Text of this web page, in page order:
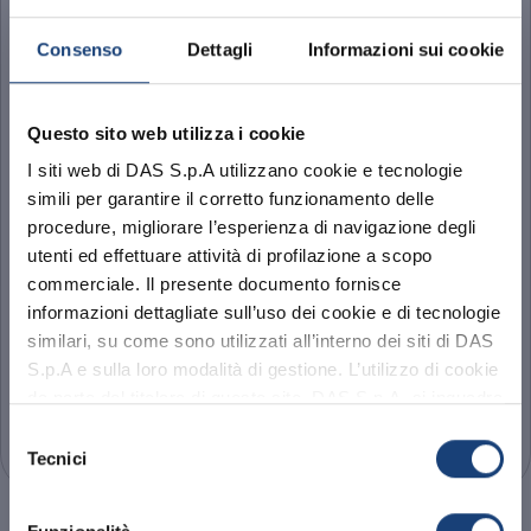
Consenso Dettagli Informazioni sui cookie
Questo sito web utilizza i cookie
I siti web di DAS S.p.A utilizzano cookie e tecnologie
simili per garantire il corretto funzionamento delle
procedure, migliorare l’esperienza di navigazione degli
utenti ed effettuare attività di profilazione a scopo
commerciale. Il presente documento fornisce
informazioni dettagliate sull’uso dei cookie e di tecnologie
similari, su come sono utilizzati all’interno dei siti di DAS
S.p.A e sulla loro modalità di gestione. L’utilizzo di cookie
Sito alle quali si rinvia.
delTecnici
DAS per Te
La tutela legale per la vita privata e la famiglia
Abbiamo aggiornato la sezione privacy.
aggiornata